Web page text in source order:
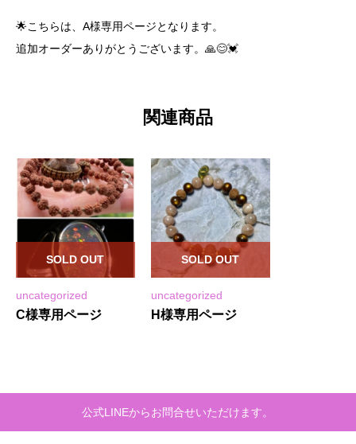
🌟こちらは、A様専用ページとなります。
追加オーダーありがとうございます。🙏😊💓
関連商品
uncategorized
C様専用ページ
SOLD OUT
uncategorized
H様専用ページ
SOLD OUT
公式LINEからお問合せいただけます。